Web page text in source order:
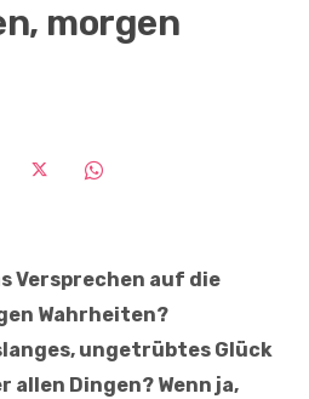
morgen
Versprechen auf die
Wahrheiten?
ungetrübtes Glück
Dingen? Wenn ja,